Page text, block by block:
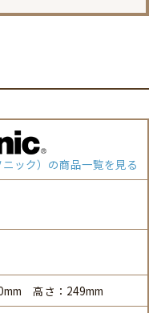
ック）の商品一覧を見る
高さ：249mm